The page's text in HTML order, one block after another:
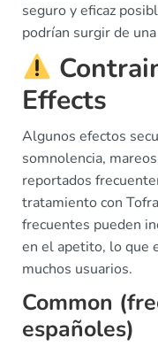
seguro y eficaz
podrían surgir de
Effects
Algunos efectos
somnolencia,
reportados
tratamiento con
frecuentes pueden
en el apetito, lo que
muchos usuarios.
Common
españoles)